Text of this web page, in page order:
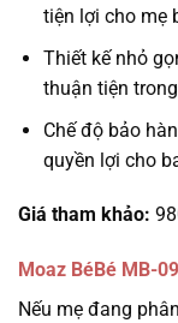
tiện lợi cho mẹ
Thiết kế nhỏ
thuận tiện
Chế độ bảo
quyền lợi cho
Giá tham khảo:
Moaz BéBé MB-
Nếu mẹ đang